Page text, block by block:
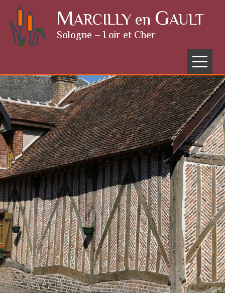
Skip to content MARCILLY en GAULT
Sologne – Loir et Cher
Menu